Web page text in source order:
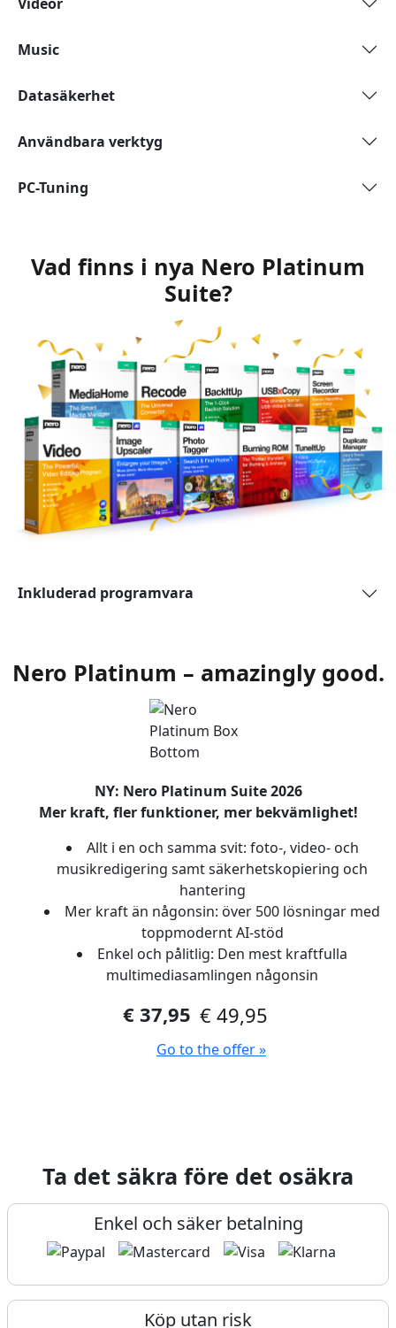
Music
Datasäkerhet
Användbara verktyg
PC-Tuning
Vad finns i nya Nero Platinum
Suite?
Inkluderad programvara
Nero Platinum – amazingly good.
NY: Nero Platinum Suite 2026
Mer kraft, fler funktioner, mer bekvämlighet!
Allt i en och samma svit: foto-, video- och
musikredigering samt säkerhetskopiering och
hantering
Mer kraft än någonsin: över 500 lösningar med
toppmodernt AI-stöd
Enkel och pålitlig: Den mest kraftfulla
multimediasamlingen någonsin
€ 37,95 € 49,95
Go to the offer »
Ta det säkra före det osäkra
Enkel och säker betalning
Köp utan risk